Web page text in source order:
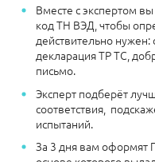
Вместе с экспертом
код ТН ВЭД, чтобы
действительно
декларация ТР ТС,
письмо.
Эксперт подберёт
соответствия,
испытаний.
За 3 дня вам оформят